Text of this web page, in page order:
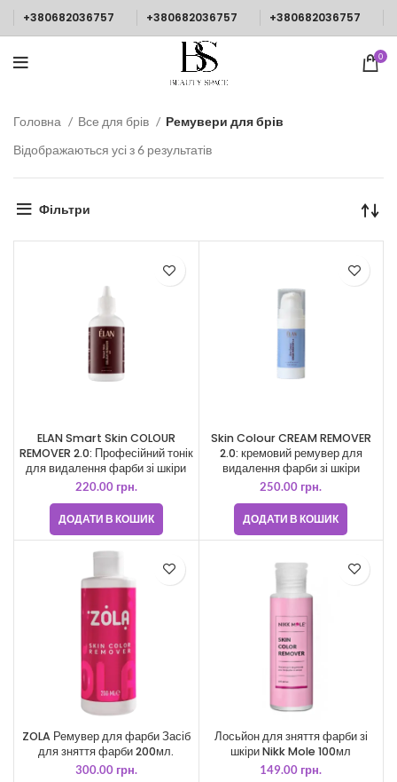
+380682036757 +380682036757 +380682036757
0
Головна Все для брів
Ремувери для брів
Відображаються усі з 6 результатів
Фільтри
ELAN Smart Skin COLOUR
REMOVER 2.0: Професійний тонік
для видалення фарби зі шкіри
220.00 грн.
ДОДАТИ В КОШИК
Skin Colour CREAM REMOVER
2.0: кремовий ремувер для
видалення фарби зі шкіри
250.00 грн.
ДОДАТИ В КОШИК
ZOLA Ремувер для фарби Засіб
для зняття фарби 200мл.
300.00 грн.
Лосьйон для зняття фарби зі
шкіри Nikk Mole 100мл
149.00 грн.